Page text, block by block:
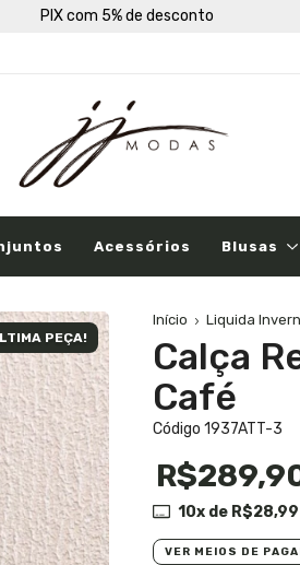
PIX com 5% de desconto
Acessórios Blusas
PEÇA!
Início Liquida
Calça
Café
Código 1937ATT-3
10x de R$28,99
VER MEIOS DE